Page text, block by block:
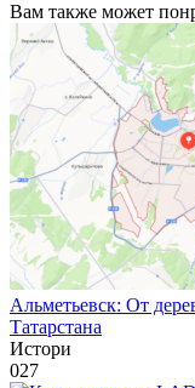
Вам также может
Альметьевск: От
Татарстана
Истори
027